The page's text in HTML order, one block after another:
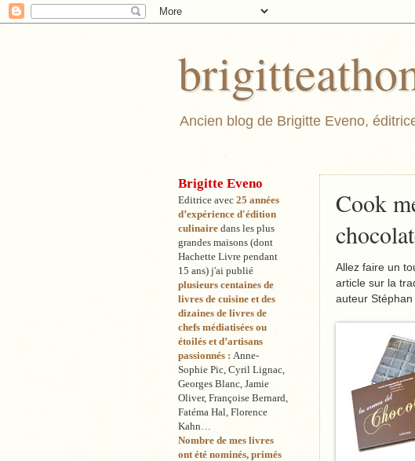
Ancien blog de Brigitte Eveno,
Cook
Allez faire un
article sur la
auteur Stéphan
Brigitte Eveno
Editrice avec 25 années
d’expérience d'édition
culinaire dans les plus
grandes maisons (dont
Hachette Livre pendant
15 ans) j'ai publié
plusieurs centaines de
livres de cuisine et des
dizaines de livres de
chefs médiatisées ou
étoilés et d’artisans
passionnés : Anne-
Sophie Pic, Cyril Lignac,
Georges Blanc, Jamie
Oliver, Françoise Bernard,
Fatéma Hal, Florence
Kahn…
Nombre de mes livres
ont été nominés, primés